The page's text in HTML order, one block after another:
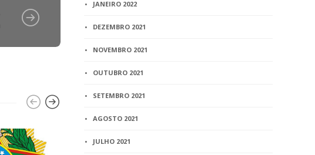
BLOG
JANEIRO 2022
DEZEMBRO 2021
NOVEMBRO 2021
OUTUBRO 2021
SETEMBRO 2021
AGOSTO 2021
JULHO 2021